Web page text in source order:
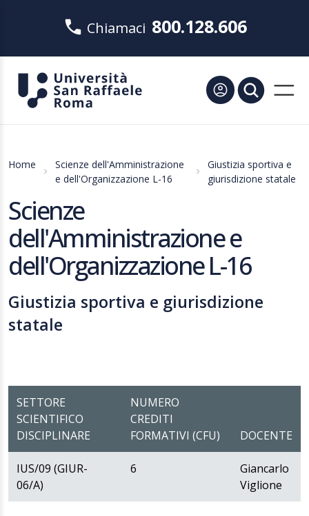
Chiamaci 800.128.606
Home
Scienze dell'Amministrazione
e dell'Organizzazione L-16
Giustizia sportiva e
giurisdizione statale
Scienze
dell'Amministrazione e
dell'Organizzazione L-16
Giustizia sportiva e giurisdizione
statale
SETTORE
SCIENTIFICO
DISCIPLINARE
NUMERO
CREDITI
FORMATIVI (CFU)
DOCENTE
IUS/09 (GIUR-
06/A)
6
Giancarlo
Viglione